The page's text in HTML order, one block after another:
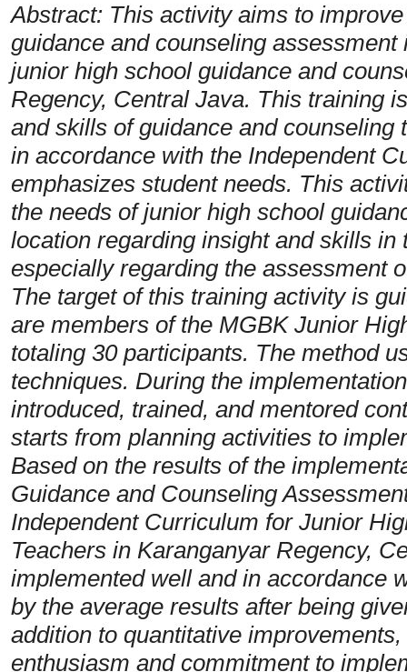
Abstract: This activity aims to
guidance and counseling
junior high school guidance and
Regency, Central Java. This training
and skills of guidance and
in accordance with the Independent
emphasizes student needs. This
the needs of junior high school
location regarding insight and skills
especially regarding the assessment
The target of this training activity is
are members of the MGBK Junior
totaling 30 participants. The method
techniques. During the
introduced, trained, and mentored
starts from planning activities to
Based on the results of the
Guidance and Counseling
Independent Curriculum for Junior
Teachers in Karanganyar Regency,
implemented well and in accordance
by the average results after being
addition to quantitative
enthusiasm and commitment to